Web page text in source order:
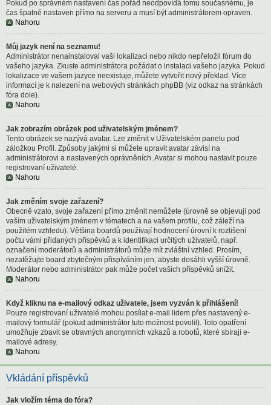
Pokud po správném nastavení čas pořád neodpovídá tomu současnému, je
čas špatně nastaven přímo na serveru a musí být administrátorem opraven.
Nahoru
Můj jazyk není na seznamu!
Administrátor nenainstaloval vaši lokalizaci nebo nikdo nepřeložil fórum do
vašeho jazyka. Zkuste administrátora požádat o instalaci vašeho jazyka. Pokud
lokalizace ve vašem jazyce neexistuje, můžete vytvořit nový překlad. Více
informací je k nalezení na webových stránkách phpBB (viz odkaz na stránkách
fóra dole).
Nahoru
Jak zobrazím obrázek pod uživatelským jménem?
Tento obrázek se nazývá avatar. Lze změnit v Uživatelském panelu pod
záložkou Profil. Způsoby jakými si můžete upravit avatar závisí na
administrátorovi a nastavených oprávněních. Avatar si mohou nastavit pouze
registrovaní uživatelé.
Nahoru
Jak změním svoje zařazení?
Obecně vzato, svoje zařazení přímo změnit nemůžete (úrovně se objevují pod
vaším uživatelským jménem v tématech a na vašem profilu, což záleží na
použitém vzhledu). Většina boardů používají hodnocení úrovní k rozlišení
počtu vámi přidaných příspěvků a k identifikaci určitých uživatelů, např.
označení moderátorů a administrátorů může mít zvláštní vzhled. Prosím,
nezatěžujte board zbytečným přispíváním jen, abyste dosáhli vyšší úrovně.
Moderátor nebo administrátor pak může počet vašich příspěvků snížit.
Nahoru
Když kliknu na e-mailový odkaz uživatele, jsem vyzván k přihlášení!
Pouze registrovaní uživatelé mohou posílat e-mail lidem přes nastavený e-
mailový formulář (pokud administrátor tuto možnost povolil). Toto opatření
umožňuje zbavit se otravných anonymních vzkazů a robotů, které sbírají e-
mailové adresy.
Nahoru
Vkládání příspěvků
Jak vložím téma do fóra?